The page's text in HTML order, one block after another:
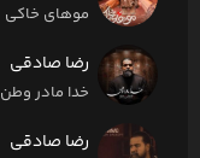
موهای خاکی
رضا صادقی
خدا مادر وطن
رضا صادقی